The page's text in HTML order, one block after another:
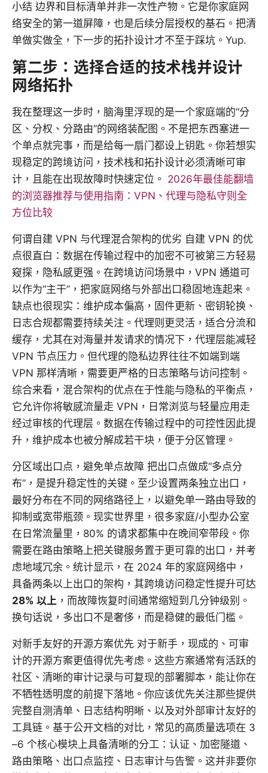
小结 边界和目标清单并非一次性产物。它是你家庭网
络安全的第一道屏障，也是后续分层授权的基石。把清
单做实做全，下一步的拓扑设计才不至于踩坑。Yup.
第二步：选择合适的技术栈并设计
网络拓扑
我在整理这一步时，脑海里浮现的是一个家庭端的“分
区、分权、分路由”的网络装配图。不是把东西塞进一
个单点就完事，而是给每一扇门都设上钥匙。你若想实
现稳定的跨境访问，技术栈和拓扑设计必须清晰可审
计，且能在出现故障时快速定位。 2026年最佳能翻墙
的浏览器推荐与使用指南：VPN、代理与隐私守则全
方位比较
何谓自建 VPN 与代理混合架构的优劣 自建 VPN 的优
点很直白：数据在传输过程中的加密不可被第三方轻易
窥探，隐私感更强。在跨境访问场景中，VPN 通道可
以作为“主干”，把家庭网络与外部出口稳固地连起来。
缺点也很现实：维护成本偏高，固件更新、密钥轮换、
日志合规都需要持续关注。代理则更灵活，适合分流和
缓存，尤其在对海量并发请求的情况下，代理层能减轻
VPN 节点压力。但代理的隐私边界往往不如端到端
VPN 那样清晰，需要更严格的日志策略与访问控制。
综合来看，混合架构的优点在于性能与隐私的平衡点，
它允许你将敏感流量走 VPN，日常浏览与轻量应用走
经过审核的代理层。数据在传输过程中的可控性因此提
升，维护成本也被分解成若干块，便于分区管理。
分区域出口点，避免单点故障 把出口点做成“多点分
布”，是提升稳定性的关键。至少设置两条独立出口，
最好分布在不同的网络路径上，以避免单一路由导致的
抑制或宽带瓶颈。现实世界里，很多家庭/小型办公室
在日常流量里，80% 的请求都集中在晚间窄带段。你
需要在路由策略上把关键服务置于更可靠的出口，并考
虑地域冗余。统计显示，在 2024 年的家庭网络中，
具备两条以上出口的架构，其跨境访问稳定性提升可达
28% 以上 ，而故障恢复时间通常缩短到几分钟级别。
换句话说，多出口不是奢侈，而是稳健的最低门槛。
对新手友好的开源方案优先 对于新手，现成的、可审
计的开源方案更值得优先考虑。这些方案通常有活跃的
社区、清晰的审计记录与可复现的部署脚本，能让你在
不牺牲透明度的前提下落地。你应该优先关注那些提供
完整自测清单、日志结构明晰、以及对外部审计友好的
工具链。基于公开文档的对比，常见的高质量选项在 3
–6 个核心模块上具备清晰的分工：认证、加密隧道、
路由策略、出口点监控、日志审计与告警。这并非要你